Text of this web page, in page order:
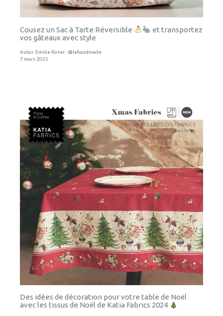
Cousez un Sac à Tarte Réversible
et transportez
vos gâteaux avec style
Autor: Emilie Roter · @lehandmade
7 mars 2025
Des idées de décoration pour votre table de Noël
avec les tissus de Noël de Katia Fabrics 2024